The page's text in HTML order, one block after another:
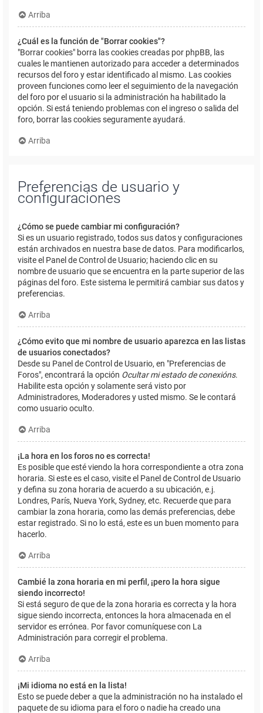
Arriba
¿Cuál es la función de "Borrar cookies"?
"Borrar cookies" borra las cookies creadas por phpBB, las
cuales le mantienen autorizado para acceder a determinados
recursos del foro y estar identificado al mismo. Las cookies
proveen funciones como leer el seguimiento de la navegación
del foro por el usuario si la administración ha habilitado la
opción. Si está teniendo problemas con el ingreso o salida del
foro, borrar las cookies seguramente ayudará.
Arriba
Preferencias de usuario y
configuraciones
¿Cómo se puede cambiar mi configuración?
Si es un usuario registrado, todos sus datos y configuraciones
están archivados en nuestra base de datos. Para modificarlos,
visite el Panel de Control de Usuario; haciendo clic en su
nombre de usuario que se encuentra en la parte superior de las
páginas del foro. Este sistema le permitirá cambiar sus datos y
preferencias.
Arriba
¿Cómo evito que mi nombre de usuario aparezca en las listas
de usuarios conectados?
Desde su Panel de Control de Usuario, en "Preferencias de
Foros", encontrará la opción Ocultar mi estado de conexións.
Habilite esta opción y solamente será visto por
Administradores, Moderadores y usted mismo. Se le contará
como usuario oculto.
Arriba
¡La hora en los foros no es correcta!
Es posible que esté viendo la hora correspondiente a otra zona
horaria. Si este es el caso, visite el Panel de Control de Usuario
y defina su zona horaria de acuerdo a su ubicación, e.j.
Londres, París, Nueva York, Sydney, etc. Recuerde que para
cambiar la zona horaria, como las demás preferencias, debe
estar registrado. Si no lo está, este es un buen momento para
hacerlo.
Arriba
Cambié la zona horaria en mi perfil, ¡pero la hora sigue
siendo incorrecto!
Si está seguro de que de la zona horaria es correcta y la hora
sigue siendo incorrecta, entonces la hora almacenada en el
servidor es errónea. Por favor comuníquese con La
Administración para corregir el problema.
Arriba
¡Mi idioma no está en la lista!
Esto se puede deber a que la administración no ha instalado el
paquete de su idioma para el foro o nadie ha creado una